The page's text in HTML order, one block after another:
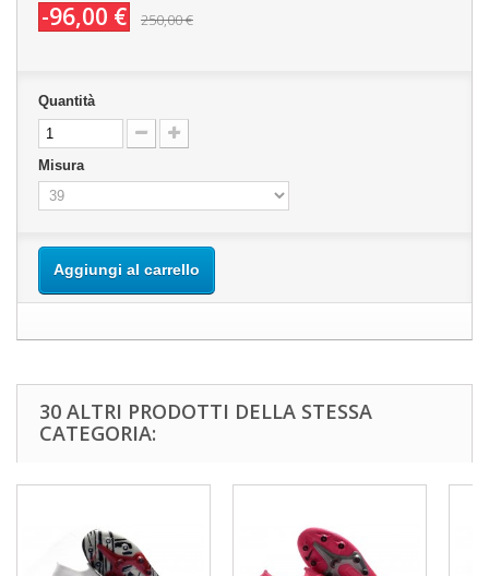
-96,00 € 250,00 €
Quantità
Misura
Aggiungi al carrello
30 ALTRI PRODOTTI DELLA STESSA
CATEGORIA: